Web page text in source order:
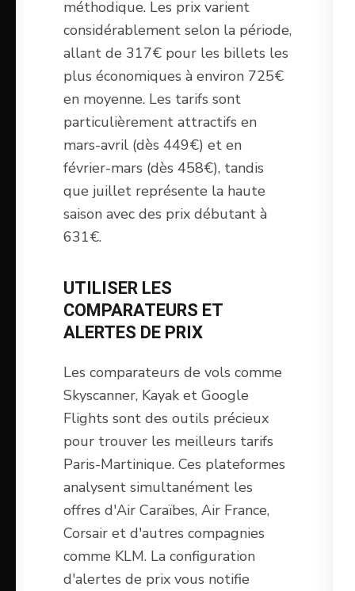
méthodique. Les prix varient
considérablement selon la période,
allant de 317€ pour les billets les
plus économiques à environ 725€
en moyenne. Les tarifs sont
particulièrement attractifs en
mars-avril (dès 449€) et en
février-mars (dès 458€), tandis
que juillet représente la haute
saison avec des prix débutant à
631€.
UTILISER LES
COMPARATEURS ET
ALERTES DE PRIX
Les comparateurs de vols comme
Skyscanner, Kayak et Google
Flights sont des outils précieux
pour trouver les meilleurs tarifs
Paris-Martinique. Ces plateformes
analysent simultanément les
offres d'Air Caraïbes, Air France,
Corsair et d'autres compagnies
comme KLM. La configuration
d'alertes de prix vous notifie